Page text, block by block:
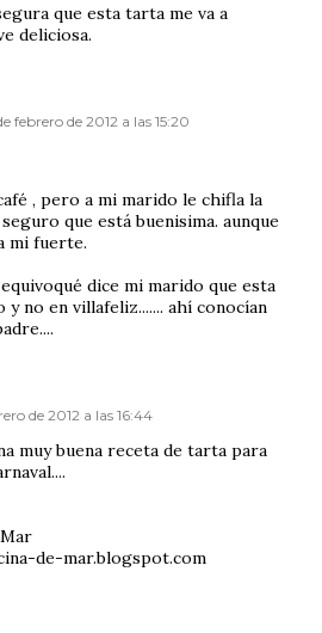
que esta tarta me va a
deliciosa.
febrero de 2012 a las 15:20
, pero a mi marido le chifla la
que está buenisima. aunque
mi fuerte.
dice mi marido que esta
y no en villafeliz....... ahí conocían
de 2012 a las 16:44
muy buena receta de tarta para
de-mar.blogspot.com